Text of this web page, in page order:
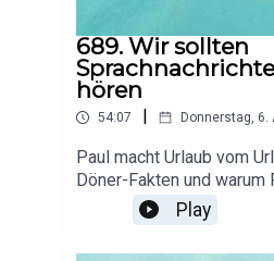
689. Wir sollten
hören
54:07 Donnerstag, 6.
Paul macht Urlaub vom
Döner-Fakten und warum
Sprachnachrichten lieber
sollten.Das und noch viel
der neuesten
Play